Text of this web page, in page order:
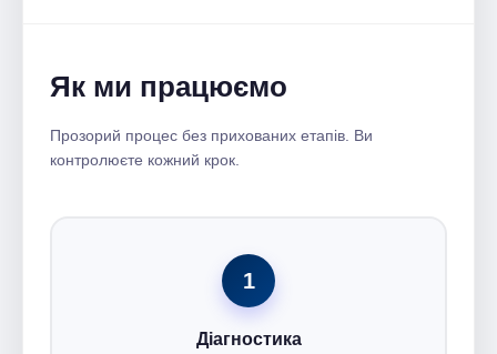
Як ми працюємо
Прозорий процес без прихованих етапів. Ви
контролюєте кожний крок.
1
Діагностика